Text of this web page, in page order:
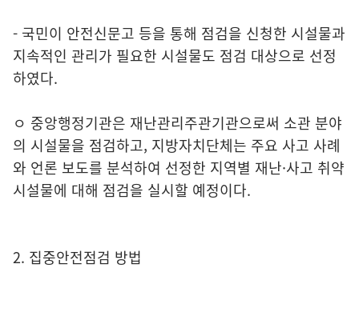
- 국민이 안전신문고 등을 통해 점검을 신청한 시설물과
지속적인 관리가 필요한 시설물도 점검 대상으로 선정
하였다.
ㅇ 중앙행정기관은 재난관리주관기관으로써 소관 분야
의 시설물을 점검하고, 지방자치단체는 주요 사고 사례
와 언론 보도를 분석하여 선정한 지역별 재난·사고 취약
시설물에 대해 점검을 실시할 예정이다.
2. 집중안전점검 방법